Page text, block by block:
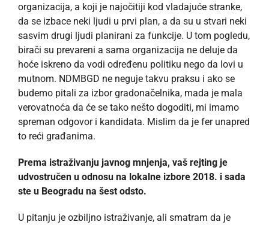
organizacija, a koji je najočitiji kod vladajuće stranke,
da se izbace neki ljudi u prvi plan, a da su u stvari neki
sasvim drugi ljudi planirani za funkcije. U tom pogledu,
birači su prevareni a sama organizacija ne deluje da
hoće iskreno da vodi određenu politiku nego da lovi u
mutnom. NDMBGD ne neguje takvu praksu i ako se
budemo pitali za izbor gradonačelnika, mada je mala
verovatnoća da će se tako nešto dogoditi, mi imamo
spreman odgovor i kandidata. Mislim da je fer unapred
to reći građanima.
Prema istraživanju javnog mnjenja, vaš rejting je
udvostručen u odnosu na lokalne izbore 2018. i sada
ste u Beogradu na šest odsto.
U pitanju je ozbiljno istraživanje, ali smatram da je